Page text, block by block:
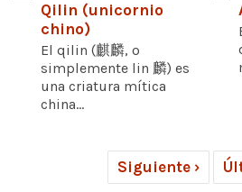
Qilin (unicornio
chino)
El qilin (麒麟, o
simplemente lin 麟) es
una criatura mítica
china...
Siguiente ›